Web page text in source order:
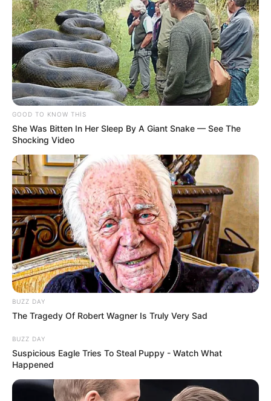
14:17 / 21 İyun 2026 OXU24 TV
24 ildir pensiya alırdı,kəsildi -VİDEO
20:51 / 17 İyun 2026 CƏMİYYƏT
Bu şəxslər TƏLƏBƏ adını qazandılar -
GOOD TO KNOW THIS
She Was Bitten In Her Sleep By A Giant Snake — See The
Shocking Video
BUZZ DAY
The Tragedy Of Robert Wagner Is Truly Very Sad
BUZZ DAY
Suspicious Eagle Tries To Steal Puppy - Watch What
Happened